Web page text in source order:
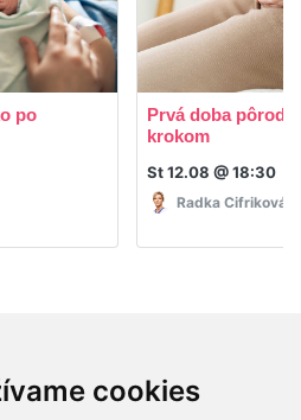
cookies
po
Prvá doba
krokom
St 12.08 @ 18:30
Radka Cifriková
nedochádza k